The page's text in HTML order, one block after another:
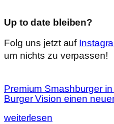
Up to date bleiben?
Folg uns jetzt auf
um nichts zu verpassen!
Premium Smashburger
Burger Vision einen
weiterlesen